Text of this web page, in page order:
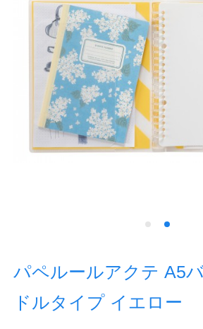
日用・事務用品
特集・コラム
ノートの豆知識
探求・自主学習のすすめ
企業情報 SDGsと
パペルールアクテ A5
ドルタイプ イエロー